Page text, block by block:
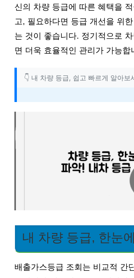
신의 차량 등급에 따른 혜택을
고, 필요하다면 등급 개선을 위
는 것이 좋습니다. 정기적으로
면 더욱 효율적인 관리가 가능합
👇 내 차량 등급, 쉽고 빠르게 알아보
내 차량 등급, 한눈
배출가스등급 조회는 비교적 간